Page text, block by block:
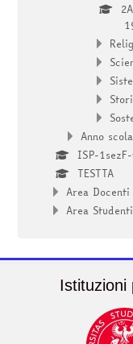
Anno
ISP-
TESTTA
Area Docenti
Area Studenti